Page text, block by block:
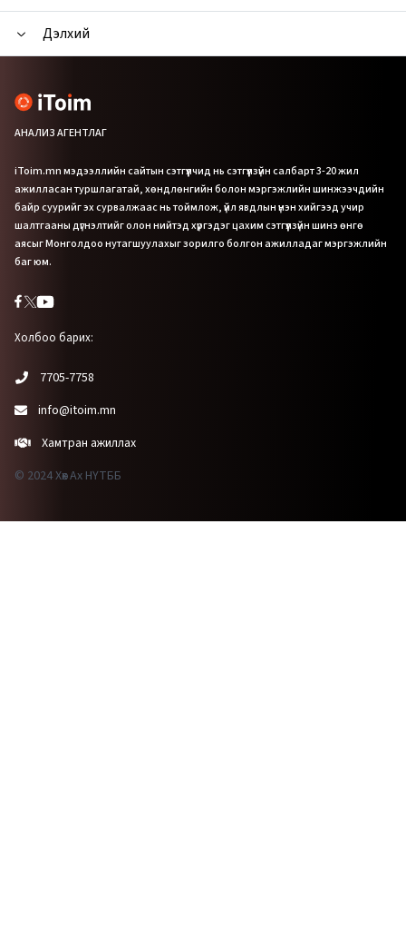
Дэлхий
АНАЛИЗ АГЕНТЛАГ
iToim.mn мэдээллийн сайтын сэтгүүлчид нь сэтгүүлзүйн салбарт 3-20 жил
ажилласан туршлагатай, хөндлөнгийн болон мэргэжлийн шинжээчдийн
байр суурийг эх сурвалжаас нь тоймлож, үйл явдлын үнэн хийгээд учир
шалтгааны дүгнэлтийг олон нийтэд хүргэдэг цахим сэтгүүлзүйн шинэ өнгө
аясыг Монголдоо нутагшуулахыг зорилго болгон ажилладаг мэргэжлийн
баг юм.
Холбоо барих:
7705-7758
info@itoim.mn
Хамтран ажиллах
© 2024 Хөх Ах НҮТББ